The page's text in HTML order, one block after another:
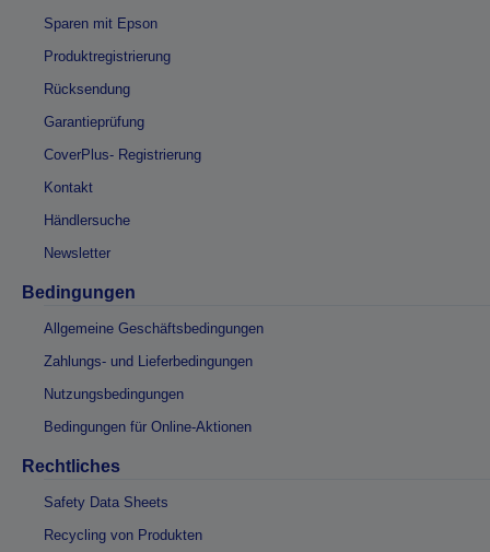
Sparen mit Epson
Produktregistrierung
Rücksendung
Garantieprüfung
CoverPlus- Registrierung
Kontakt
Händlersuche
Newsletter
Bedingungen
Allgemeine Geschäftsbedingungen
Zahlungs- und Lieferbedingungen
Nutzungsbedingungen
Bedingungen für Online-Aktionen
Rechtliches
Safety Data Sheets
Recycling von Produkten